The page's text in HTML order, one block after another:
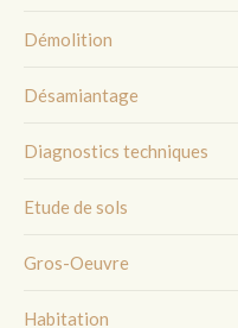
Démolition
Désamiantage
Diagnostics techniques
Etude de sols
Gros-Oeuvre
Habitation